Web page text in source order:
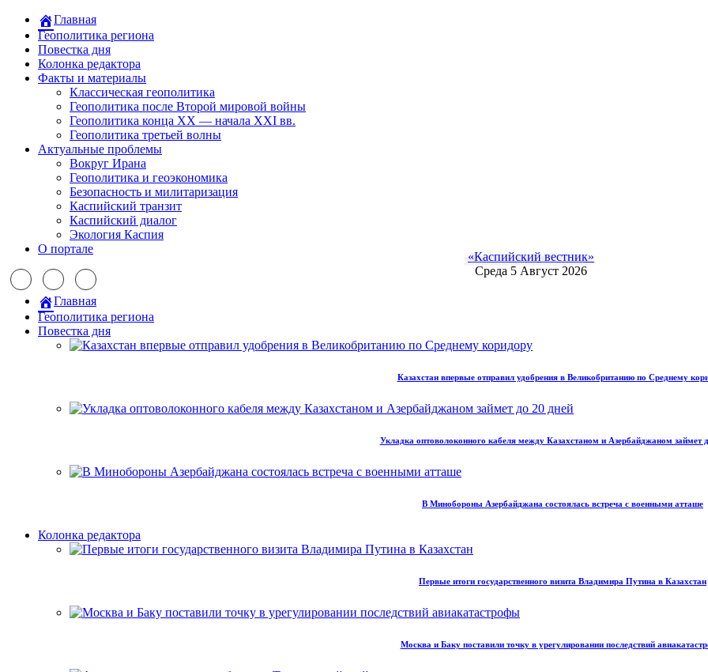
Главная
Геополитика региона
Повестка дня
Колонка редактора
Факты и материалы
Классическая геополитика
Геополитика после Второй мировой войны
Геополитика конца XX — начала XXI вв.
Геополитика третьей волны
Актуальные проблемы
Вокруг Ирана
Геополитика и геоэкономика
Безопасность и милитаризация
Каспийский транзит
Каспийский диалог
Экология Каспия
О портале
«Каспийский вестник»
Среда 5 Август 2026
Главная
Геополитика региона
Повестка дня
Казахстан впервые отправил удобрения в Великобританию по Среднему
Укладка оптоволоконного кабеля между Казахстаном и Азербайджаном займет
В Минобороны Азербайджана состоялась встреча с военными атташе
Колонка редактора
Первые итоги государственного визита Владимира Путина в Казахстан
Москва и Баку поставили точку в урегулировании последствий